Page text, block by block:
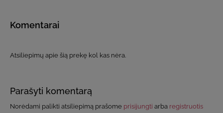
Komentarai
Atsiliepimų apie šią prekę kol kas nėra.
Parašyti komentarą
Norėdami palikti atsiliepimą prašome prisijungti arba registruotis